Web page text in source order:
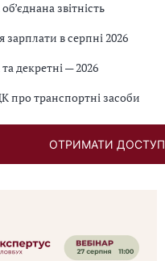
звітність
зарплати в серпні 2026
декретні — 2026
про транспортні засоби
ОТРИМАТИ ДОСТУП